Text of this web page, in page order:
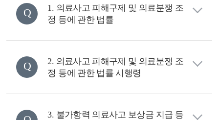
1. 의료사고 피해구제 및 의료분쟁 조
정 등에 관한 법률
2. 의료사고 피해구제 및 의료분쟁 조
정 등에 관한 법률 시행령
3. 불가항력 의료사고 보상금 지급 등